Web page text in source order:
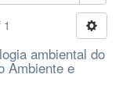
ambiental do
Ambiente e